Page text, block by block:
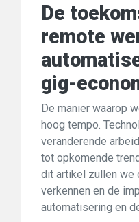
De
remote
gig-
De manier waarop
hoog tempo.
veranderende
tot opkomende
dit artikel zullen we
verkennen en de
automatisering en